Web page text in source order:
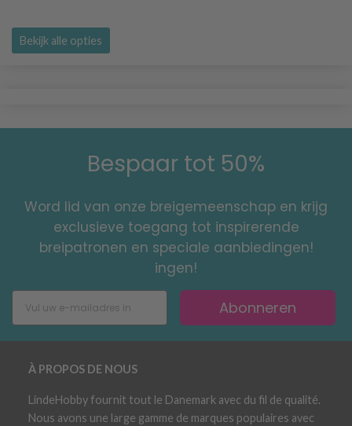
Bekijk alle opties
Bespaar tot 50%
Word lid van onze breigemeenschap en krijg
exclusieve toegang tot inspirerende
breipatronen en speciale aanbiedingen!
ingen!
Abonneren
À PROPOS DE NOUS
LindeHobby fournit tout le Danemark avec du fil de qualité.
Nous avons une large gamme de marques populaires avec